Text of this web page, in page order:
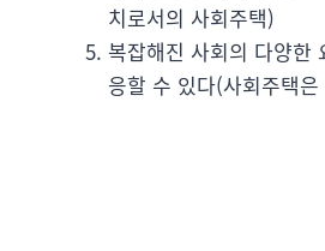
치로서의 사회주택)
복잡해진 사회의 다양한
응할 수 있다(사회주택은